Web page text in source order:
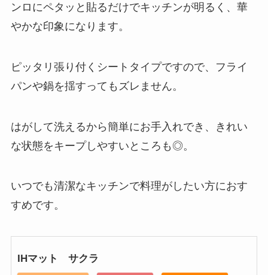
ンロにペタッと貼るだけでキッチンが明るく、華
やかな印象になります。
ピッタリ張り付くシートタイプですので、フライ
パンや鍋を揺すってもズレません。
はがして洗えるから簡単にお手入れでき、きれい
な状態をキープしやすいところも◎。
いつでも清潔なキッチンで料理がしたい方におす
すめです。
IHマット サクラ